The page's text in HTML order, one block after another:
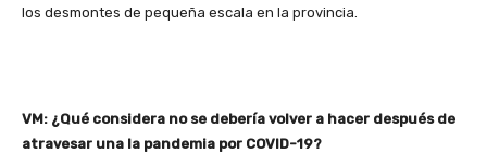
los desmontes de pequeña escala en la provincia.
VM: ¿Qué considera no se debería volver a hacer después de
atravesar una la pandemia por COVID-19?